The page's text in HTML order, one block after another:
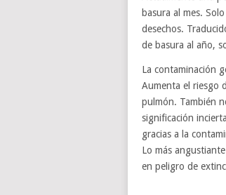
basura al mes.
desechos.
de basura al año,
La contaminación
Aumenta el riesgo
pulmón. También
significación
gracias a la
Lo más
en peligro de